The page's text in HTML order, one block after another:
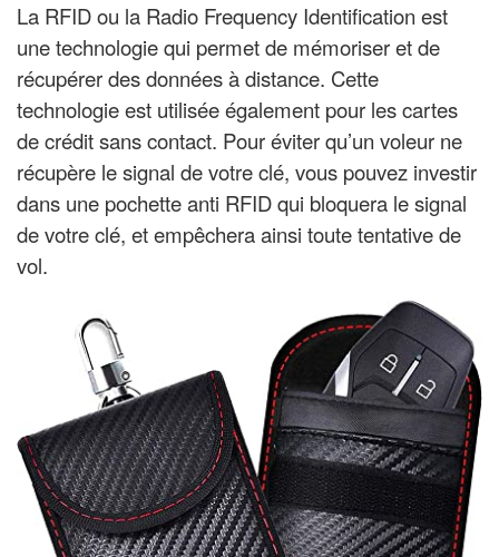
La RFID ou la Radio Frequency Identification est
une technologie qui permet de mémoriser et de
récupérer des données à distance. Cette
technologie est utilisée également pour les cartes
de crédit sans contact. Pour éviter qu’un voleur ne
récupère le signal de votre clé, vous pouvez investir
dans une pochette anti RFID qui bloquera le signal
de votre clé, et empêchera ainsi toute tentative de
vol.